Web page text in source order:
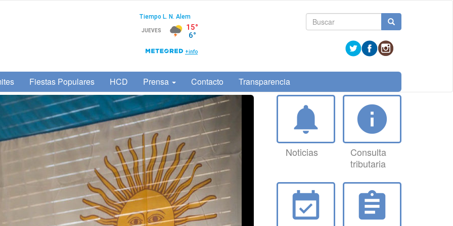
Formulario
búsqueda
Fiestas Populares HCD Prensa Contacto Transparencia
notifications
Noticias
info
Consulta
tributaria
event_available assignment